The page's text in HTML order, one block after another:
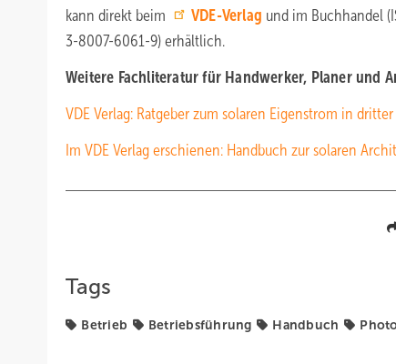
kann direkt beim
VDE-Verlag und im Buchhandel
3-8007-6061-9) erhältlich.
Weitere Fachliteratur für Handwerker, Planer und
VDE Verlag: Ratgeber zum solaren Eigenstrom in
Im VDE Verlag erschienen: Handbuch zur solaren
Tags
Betrieb Betriebsführung Handbuch